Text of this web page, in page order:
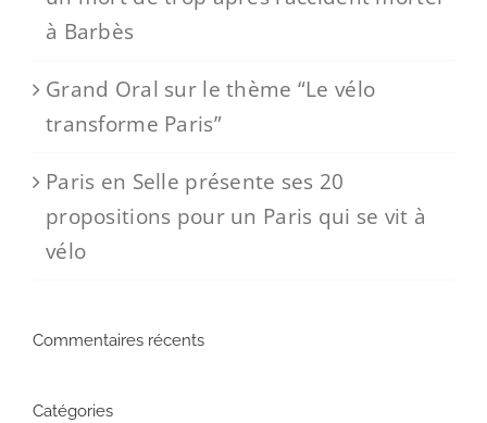
à Barbès
Grand Oral sur le thème “Le vélo
transforme Paris”
Paris en Selle présente ses 20
propositions pour un Paris qui se vit à
vélo
Commentaires récents
Catégories